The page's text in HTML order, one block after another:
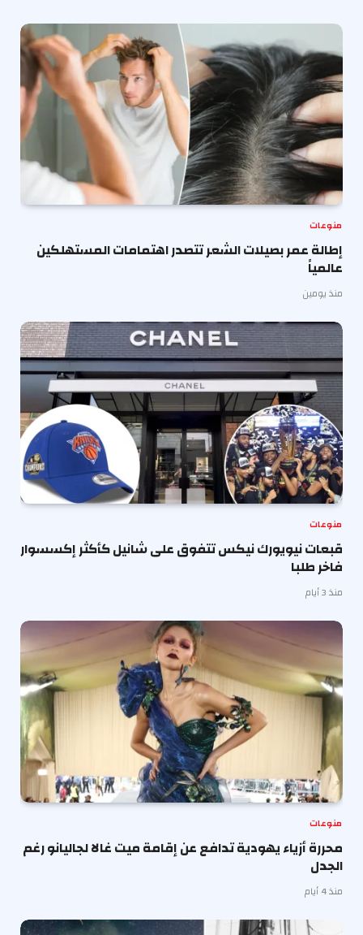
منوعات
إطالة عمر بصيلات الشعر تتصدر اهتمامات المستهلكين
عالمياً
منذ يومين
منوعات
قبعات نيويورك نيكس تتفوق على شانيل كأكثر إكسسوار
فاخر طلبا
منذ 3 أيام
منوعات
محررة أزياء يهودية تدافع عن إقامة ميت غالا لجاليانو رغم
الجدل
منذ 4 أيام